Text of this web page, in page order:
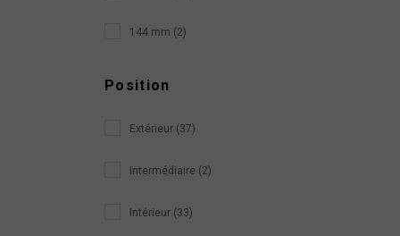
144 mm (2)
Position
Extérieur (37)
Intermédiaire (2)
Intérieur (33)